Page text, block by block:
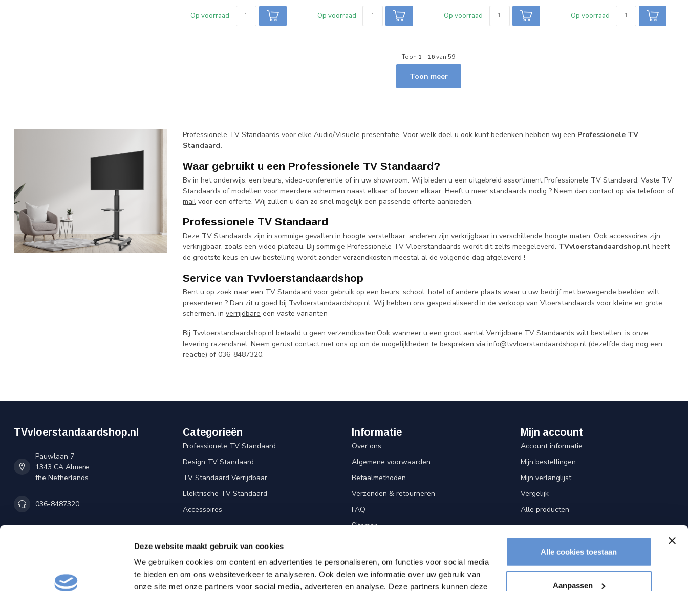
Deze website maakt gebruik van cookies
We gebruiken cookies om content en advertenties te personaliseren, om functies voor social media
te bieden en om ons websiteverkeer te analyseren. Ook delen we informatie over uw gebruik van
onze site met onze partners voor social media, adverteren en analyse. Deze partners kunnen deze
Alle cookies toestaan
Aanpassen
Op voorraad Op voorraad Op voorraad Op voorraad
Toon 1 - 16van 59
Toon meer
Professionele TV Standaards voor elke Audio/Visuele presentatie. Voor welk doel u ook kunt bedenken hebben wij een Professionele TV
Standaard.
Waar gebruikt u een Professionele TV Standaard?
Bv in het onderwijs, een beurs, video-conferentie of in uw showroom. Wij bieden u een uitgebreid assortiment Professionele TV Standaard, Vaste TV
Standaards of modellen voor meerdere schermen naast elkaar of boven elkaar. Heeft u meer standaards nodig ? Neem dan contact op via telefoon of
mail voor een offerte. Wij zullen u dan zo snel mogelijk een passende offerte aanbieden.
Professionele TV Standaard
Deze TV Standaards zijn in sommige gevallen in hoogte verstelbaar, anderen zijn verkrijgbaar in verschillende hoogte maten. Ook accessoires zijn
verkrijgbaar, zoals een video plateau. Bij sommige Professionele TV Vloerstandaards wordt dit zelfs meegeleverd. TVvloerstandaardshop.nl heeft
de grootste keus en uw bestelling wordt zonder verzendkosten meestal al de volgende dag afgeleverd !
Service van Tvvloerstandaardshop
Bent u op zoek naar een TV Standaard voor gebruik op een beurs, school, hotel of andere plaats waar u uw bedrijf met bewegende beelden wilt
presenteren ? Dan zit u goed bij Tvvloerstandaardshop.nl. Wij hebben ons gespecialiseerd in de verkoop van Vloerstandaards voor kleine en grote
schermen. in verrijdbare een vaste varianten
Bij Tvvloerstandaardshop.nl betaald u geen verzendkosten.Ook wanneer u een groot aantal Verrijdbare TV Standaards wilt bestellen, is onze
levering razendsnel. Neem gerust contact met ons op om de mogelijkheden te bespreken via info@tvvloerstandaardshop.nl (dezelfde dag nog een
reactie) of 036-8487320.
TVvloerstandaardshop.nl
Pauwlaan 7
1343 CA Almere
the Netherlands
036-8487320
Categorieën
Professionele TV Standaard
Design TV Standaard
TV Standaard Verrijdbaar
Elektrische TV Standaard
Accessoires
Informatie
Over ons
Algemene voorwaarden
Betaalmethoden
Verzenden & retourneren
FAQ
Sitemap
Cookies
Disclaimer
Mijn account
Account informatie
Mijn bestellingen
Mijn verlanglijst
Vergelijk
Alle producten